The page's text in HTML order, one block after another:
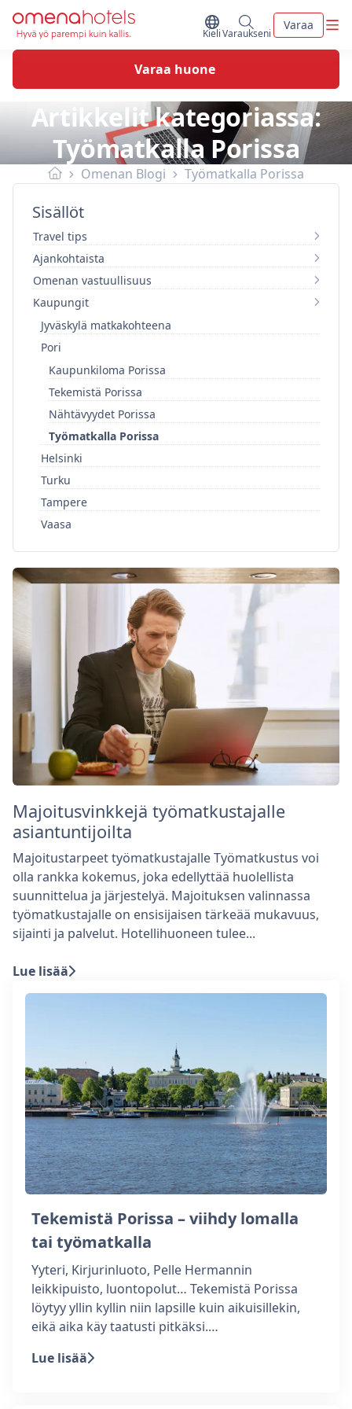
Skip to content
Vaihda kieltä
Kieli Minun varaukseni
Varaukseni
Varaa
Varaa huone
Artikkelit kategoriassa:
Työmatkalla Porissa
Omenan Blogi Työmatkalla Porissa
Majoitusvinkkejä työmatkustajalle
asiantuntijoilta
Majoitustarpeet työmatkustajalle Työmatkustus voi
olla rankka kokemus, joka edellyttää huolellista
suunnittelua ja järjestelyä. Majoituksen valinnassa
työmatkustajalle on ensisijaisen tärkeää mukavuus,
sijainti ja palvelut. Hotellihuoneen tulee...
Lue lisää
Sisällöt
Travel tips
Ajankohtaista
Omenan vastuullisuus
Kaupungit
Jyväskylä matkakohteena
Pori
Kaupunkiloma Porissa
Tekemistä Porissa
Nähtävyydet Porissa
Työmatkalla Porissa
Helsinki
Turku
Tampere
Vaasa
Tekemistä Porissa – viihdy lomalla
tai työmatkalla
Yyteri, Kirjurinluoto, Pelle Hermannin
leikkipuisto, luontopolut… Tekemistä Porissa
löytyy yllin kyllin niin lapsille kuin aikuisillekin,
eikä aika käy taatusti pitkäksi.…
Lue lisää